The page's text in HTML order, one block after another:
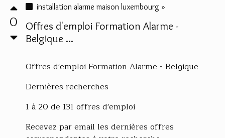
0
installation alarme maison luxembourg »
Offres d'emploi Formation Alarme -
Belgique ...
Offres d'emploi Formation Alarme - Belgique
Dernières recherches
1 à 20 de 131 offres d'emploi
Recevez par email les dernières offres